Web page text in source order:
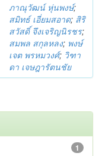
ภาณุวัฒน์ หุ่นพงษ์;
สมิทธ์ เอี่ยมสอาด; สิริ
สวัสดิ์ จึงเจริญนิรชร;
สมพล สกุลหลง; พงษ์
เจต พรหมวงศ์; วิฑา
ดา เจษฎารัตนชัย
1